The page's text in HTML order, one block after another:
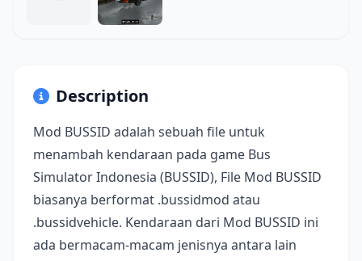
Description
Mod BUSSID adalah sebuah file untuk
menambah kendaraan pada game Bus
Simulator Indonesia (BUSSID), File Mod BUSSID
biasanya berformat .bussidmod atau
.bussidvehicle. Kendaraan dari Mod BUSSID ini
ada bermacam-macam jenisnya antara lain